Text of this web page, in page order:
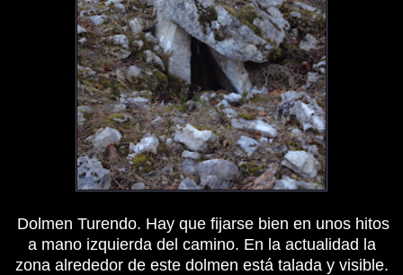
Dolmen Turendo. Hay que fijarse bien en unos hitos
a mano izquierda del camino. En la actualidad la
zona alrededor de este dolmen está talada y visible.